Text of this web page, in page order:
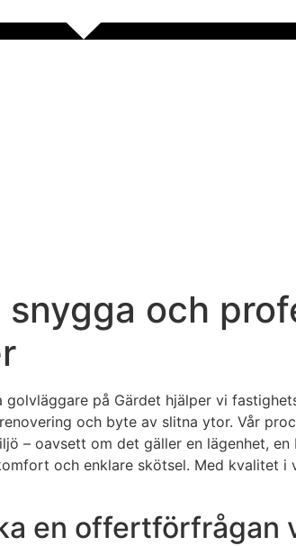
och
på Gärdet hjälper vi
och byte av slitna ytor. Vår
– oavsett om det gäller en lägenhet,
och enklare skötsel. Med kvalitet
en offertförfrågan